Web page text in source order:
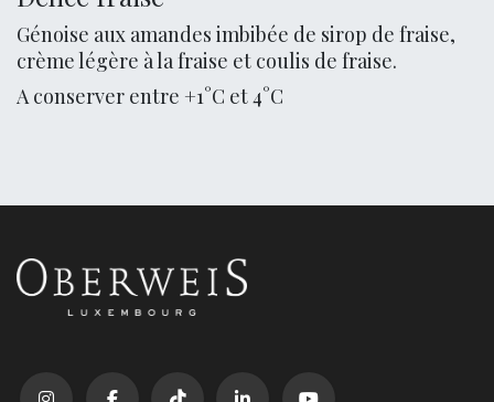
Génoise aux amandes imbibée de sirop de fraise,
crème légère à la fraise et coulis de fraise.
A conserver entre +1°C et 4°C